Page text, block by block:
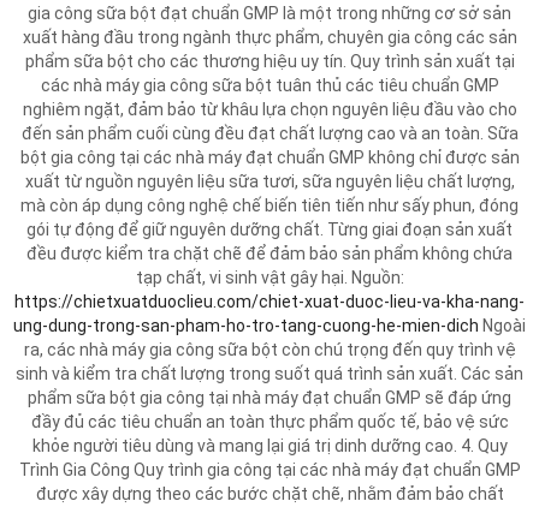
gia công sữa bột đạt chuẩn GMP là một trong những cơ sở sản
xuất hàng đầu trong ngành thực phẩm, chuyên gia công các sản
phẩm sữa bột cho các thương hiệu uy tín. Quy trình sản xuất tại
các nhà máy gia công sữa bột tuân thủ các tiêu chuẩn GMP
nghiêm ngặt, đảm bảo từ khâu lựa chọn nguyên liệu đầu vào cho
đến sản phẩm cuối cùng đều đạt chất lượng cao và an toàn. Sữa
bột gia công tại các nhà máy đạt chuẩn GMP không chỉ được sản
xuất từ nguồn nguyên liệu sữa tươi, sữa nguyên liệu chất lượng,
mà còn áp dụng công nghệ chế biến tiên tiến như sấy phun, đóng
gói tự động để giữ nguyên dưỡng chất. Từng giai đoạn sản xuất
đều được kiểm tra chặt chẽ để đảm bảo sản phẩm không chứa
tạp chất, vi sinh vật gây hại. Nguồn:
https://chietxuatduoclieu.com/chiet-xuat-duoc-lieu-va-kha-nang-
ung-dung-trong-san-pham-ho-tro-tang-cuong-he-mien-dich Ngoài
ra, các nhà máy gia công sữa bột còn chú trọng đến quy trình vệ
sinh và kiểm tra chất lượng trong suốt quá trình sản xuất. Các sản
phẩm sữa bột gia công tại nhà máy đạt chuẩn GMP sẽ đáp ứng
đầy đủ các tiêu chuẩn an toàn thực phẩm quốc tế, bảo vệ sức
khỏe người tiêu dùng và mang lại giá trị dinh dưỡng cao. 4. Quy
Trình Gia Công Quy trình gia công tại các nhà máy đạt chuẩn GMP
được xây dựng theo các bước chặt chẽ, nhằm đảm bảo chất